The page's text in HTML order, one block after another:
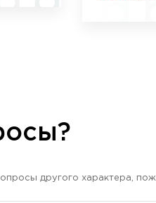
другого характера,